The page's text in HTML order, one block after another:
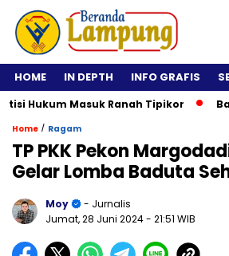
HOME IN DEPTH INFO GRAFIS
Masuk Ranah Tipikor
Home / Ragam
TP PKK Pekon
Gelar Lomba Baduta
Moy
- Jurnalis
Jumat, 28 Juni 2024- 21:51 WIB